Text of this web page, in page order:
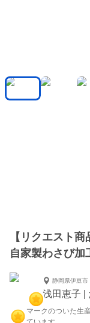
【リクエスト
自家製わさび加
静岡県伊豆市
浅田恵子 |
マークのついた生